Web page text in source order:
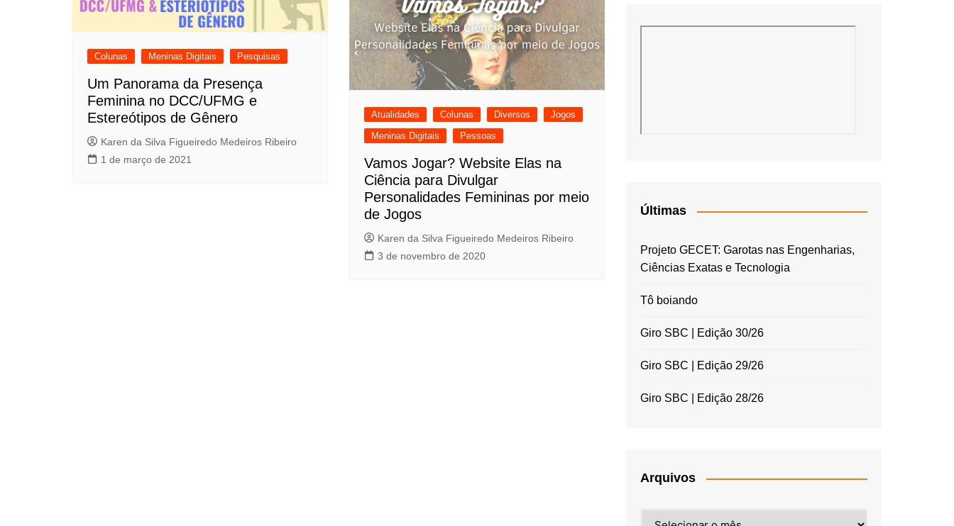
Meninas Digitais
Computação
Histórico
Entrevistas
Eu sou a cara da
Hora do Chat
O Caso do Vestível
Controlador
Colunas Meninas Digitais Pesquisas
Um Panorama da Presença
Feminina no DCC/UFMG e
Estereótipos de Gênero
Karen da Silva Figueiredo Medeiros Ribeiro
1 de março de 2021
Atualidades Colunas Diversos
Jogos
Meninas Digitais
Pessoas
Vamos Jogar? Website Elas na
Ciência para Divulgar
Personalidades Femininas por meio
de Jogos
Karen da Silva Figueiredo Medeiros Ribeiro
3 de novembro de 2020
Últimas
Projeto GECET: Garotas nas Engenharias,
Ciências Exatas e Tecnologia
Tô boiando
Giro SBC | Edição 30/26
Giro SBC | Edição 29/26
Giro SBC | Edição 28/26
Arquivos